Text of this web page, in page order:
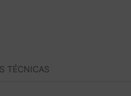
TÉCNICAS